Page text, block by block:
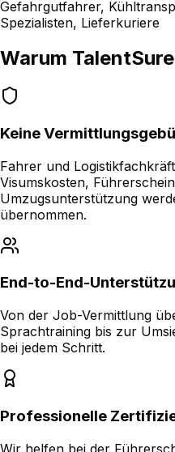
Gefahrgutfahrer,
Spezialisten, Lieferkuriere
Warum
Keine
Fahrer und
Visumskosten,
Umzugsunterstützung
übernommen.
End-to-End-
Von der Job-Vermittlung
Sprachtraining bis zur
bei jedem Schritt.
Professionelle
Wir helfen bei der